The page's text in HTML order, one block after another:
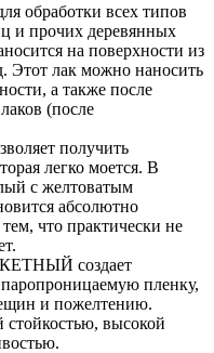
обработки всех типов
и прочих деревянных
на поверхности из
Этот лак можно наносить
а также после
(после
получить
легко моется. В
с желтоватым
абсолютно
что практически не
создает
пленку,
и пожелтению.
стойкостью, высокой